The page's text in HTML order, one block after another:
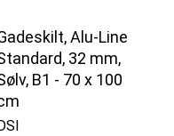
Alu-Line
32 mm,
B1 - 70 x 100
DSI